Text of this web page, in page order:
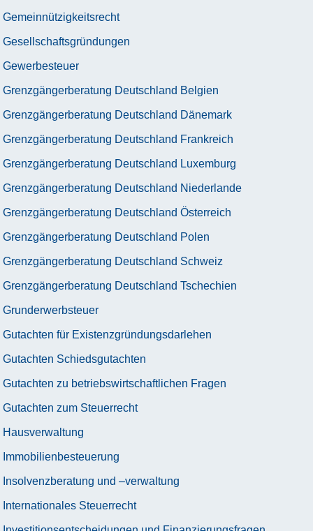
Gemeinnützigkeitsrecht
Gesellschaftsgründungen
Gewerbesteuer
Grenzgängerberatung Deutschland Belgien
Grenzgängerberatung Deutschland Dänemark
Grenzgängerberatung Deutschland Frankreich
Grenzgängerberatung Deutschland Luxemburg
Grenzgängerberatung Deutschland Niederlande
Grenzgängerberatung Deutschland Österreich
Grenzgängerberatung Deutschland Polen
Grenzgängerberatung Deutschland Schweiz
Grenzgängerberatung Deutschland Tschechien
Grunderwerbsteuer
Gutachten für Existenzgründungsdarlehen
Gutachten Schiedsgutachten
Gutachten zu betriebswirtschaftlichen Fragen
Gutachten zum Steuerrecht
Hausverwaltung
Immobilienbesteuerung
Insolvenzberatung und –verwaltung
Internationales Steuerrecht